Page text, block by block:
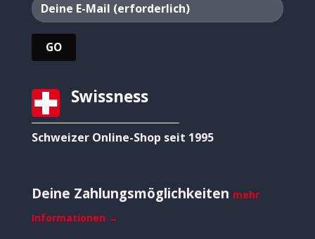
Swissness
Schweizer Online-Shop seit 1995
Deine Zahlungsmöglichkeiten mehr
Informationen →